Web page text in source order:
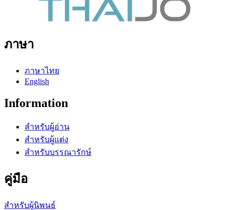
ภาษา
ภาษาไทย
English
Information
สำหรับผู้อ่าน
สำหรับผู้แต่ง
สำหรับบรรณารักษ์
คู่มือ
สำหรับผู้นิพนธ์